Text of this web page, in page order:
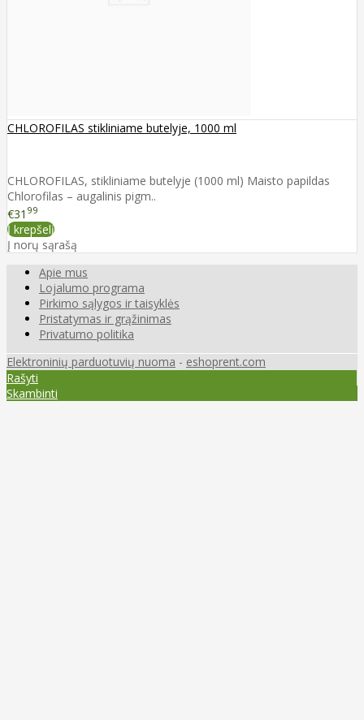
CHLOROFILAS stikliniame butelyje, 1000 ml
CHLOROFILAS, stikliniame butelyje (1000 ml) Maisto papildas
Chlorofilas – augalinis pigm..
€31 99
Į krepšelį
Į norų sąrašą
Apie mus
Lojalumo programa
Pirkimo sąlygos ir taisyklės
Pristatymas ir grąžinimas
Privatumo politika
Elektroninių parduotuvių nuoma - eshoprent.com
Rašyti
Skambinti